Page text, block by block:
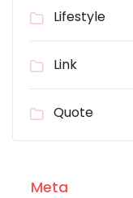
Lifestyle
Link
Quote
Meta